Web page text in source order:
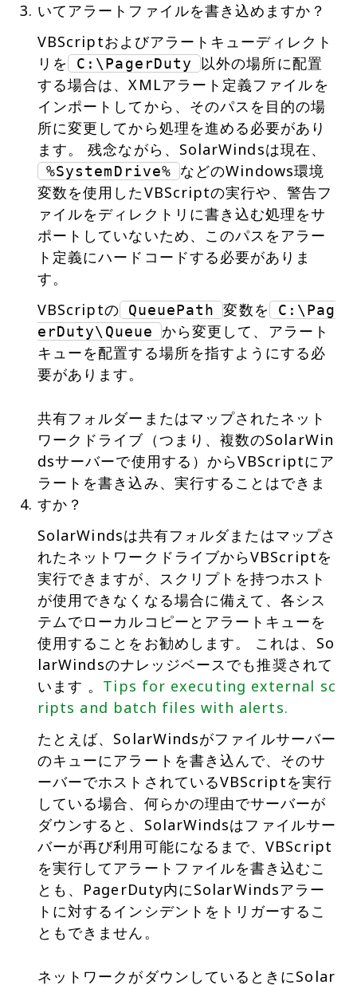
いてアラートファイルを書き込めますか？
VBScriptおよびアラートキューディレクト
リを C:\PagerDuty
以外の場所に配置
する場合は、XMLアラート定義ファイルを
インポートしてから、そのパスを目的の場
所に変更してから処理を進める必要があり
ます。 残念ながら、SolarWindsは現在、
%SystemDrive%
などのWindows環境
変数を使用したVBScriptの実行や、警告フ
ァイルをディレクトリに書き込む処理をサ
ポートしていないため、このパスをアラー
ト定義にハードコードする必要がありま
す。
VBScriptの
QueuePath 変数を
C:\Pag
erDuty\Queue
から変更して、アラート
キューを配置する場所を指すようにする必
要があります。
共有フォルダーまたはマップされたネット
ワークドライブ（つまり、複数のSolarWin
dsサーバーで使用する）からVBScriptにア
ラートを書き込み、実行することはできま
すか？
SolarWindsは共有フォルダまたはマップさ
れたネットワークドライブからVBScriptを
実行できますが、スクリプトを持つホスト
が使用できなくなる場合に備えて、各シス
テムでローカルコピーとアラートキューを
使用することをお勧めします。 これは、So
larWindsのナレッジベースでも推奨されて
います 。 Tips for executing external sc
ripts and batch files with alerts.
たとえば、SolarWindsがファイルサーバー
のキューにアラートを書き込んで、そのサ
ーバーでホストされているVBScriptを実行
している場合、何らかの理由でサーバーが
ダウンすると、SolarWindsはファイルサー
バーが再び利用可能になるまで、VBScript
を実行してアラートファイルを書き込むこ
とも、PagerDuty内にSolarWindsアラー
トに対するインシデントをトリガーするこ
ともできません。
ネットワークがダウンしているときにSolar